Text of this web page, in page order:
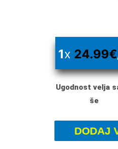
1x 24.99€
Ugodnost velja
še
DODAJ